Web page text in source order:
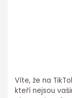
Víte, že na
kteří nejsou